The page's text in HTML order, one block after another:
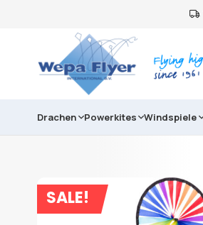
Drachen Powerkites Windspiele
SALE!